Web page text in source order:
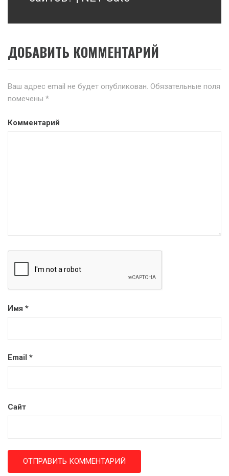
ДОБАВИТЬ КОММЕНТАРИЙ
Ваш адрес email не будет опубликован. Обязательные поля
помечены *
Комментарий
Имя *
Email *
Сайт